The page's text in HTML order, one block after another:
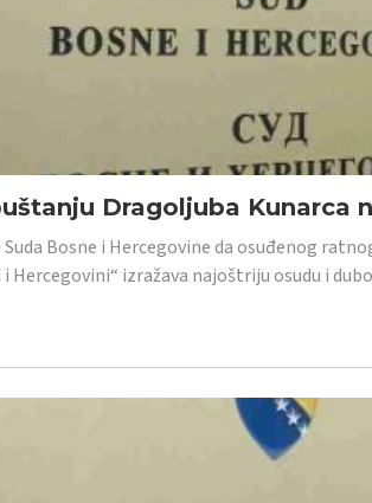
Dragoljuba Kunarca
Bosne i Hercegovine da osuđenog
i Hercegovini“ izražava najoštriju osudu i